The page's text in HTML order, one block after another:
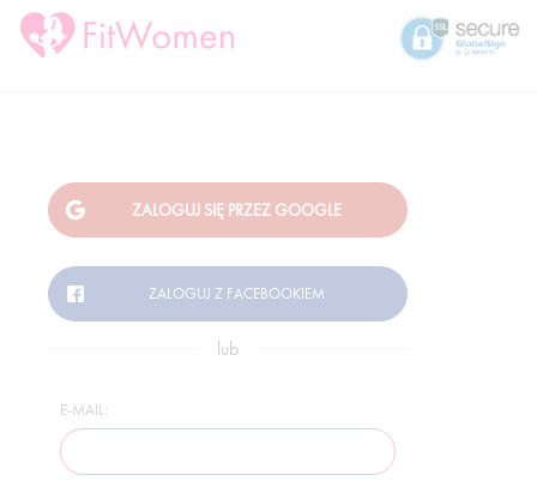
lub
E-MAIL: